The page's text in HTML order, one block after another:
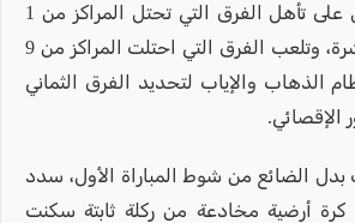
لوائح المسابقة تنص على تأهل الفرق التي تحتل المراكز من 1
إلى 8 لدور الـ16 مباشرة، وتلعب الفرق التي احتلت المراكز من 9
بنظام الذهاب والإياب لتحديد الفرق الثماني
الإقصائي.
الضائع من شوط المباراة الأول، سدد
أرضية مخادعة من ركلة ثابتة سكنت